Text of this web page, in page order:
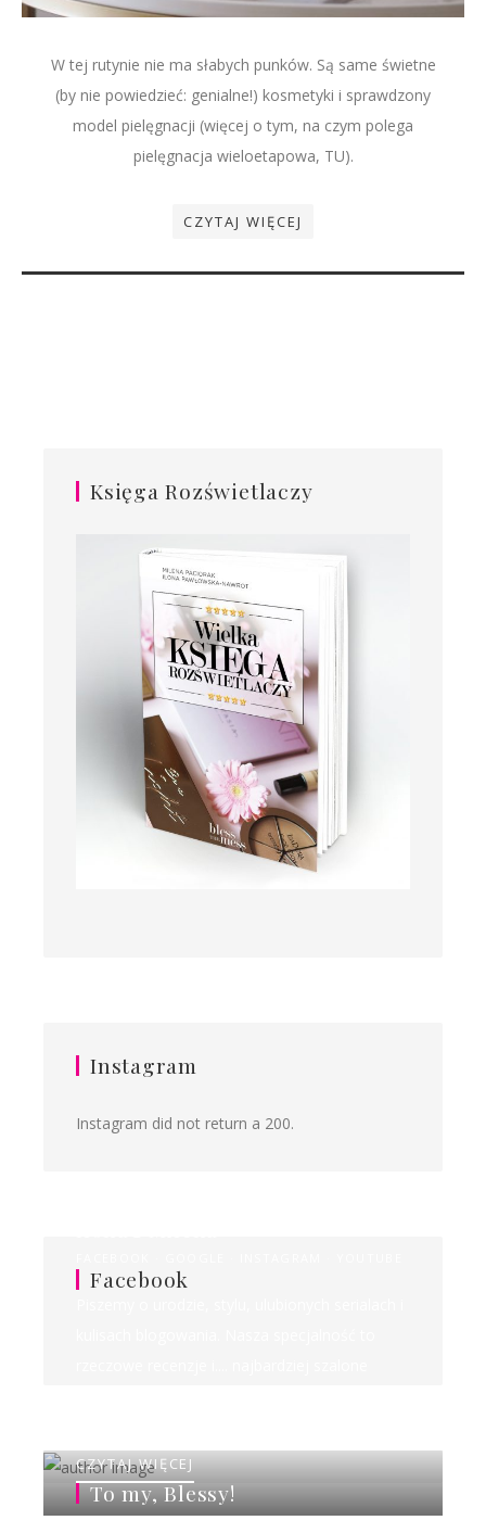
W tej rutynie nie ma słabych punków. Są same świetne
(by nie powiedzieć: genialne!) kosmetyki i sprawdzony
model pielęgnacji (więcej o tym, na czym polega
pielęgnacja wieloetapowa, TU).
CZYTAJ WIĘCEJ
Księga Rozświetlaczy
Instagram
Instagram did not return a 200.
Facebook
To my, Blessy!
CZYTAJ WIĘCEJ